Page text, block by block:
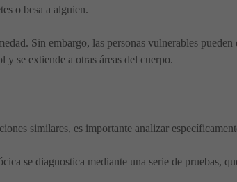
o besa a alguien.
Sin embargo, las personas vulnerables
se extiende a otras áreas del cuerpo.
similares, es importante analizar
se diagnostica mediante una serie de pruebas,